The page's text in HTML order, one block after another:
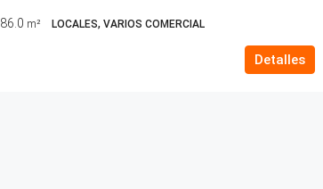
86.0 m² LOCALES, VARIOS COMERCIAL
Detalles